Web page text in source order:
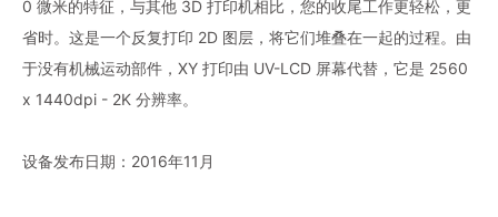
0 微米的特征，与其他 3D 打印机相比，您的收尾工作更轻松，更
省时。这是一个反复打印 2D 图层，将它们堆叠在一起的过程。由
于没有机械运动部件，XY 打印由 UV-LCD 屏幕代替，它是 2560
x 1440dpi - 2K 分辨率。
设备发布日期：2016年11月